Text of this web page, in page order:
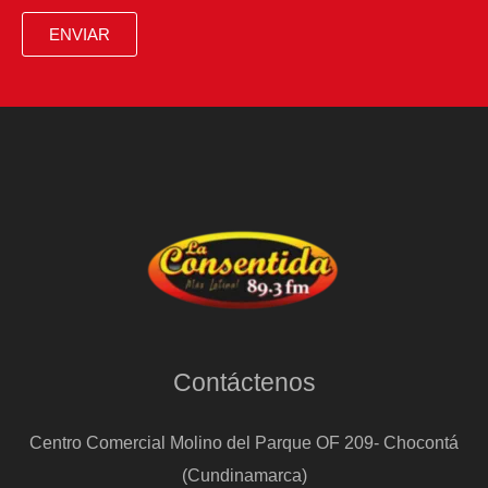
por
ENVIAR
Contáctenos
Centro Comercial Molino del Parque OF 209- Chocontá
(Cundinamarca)